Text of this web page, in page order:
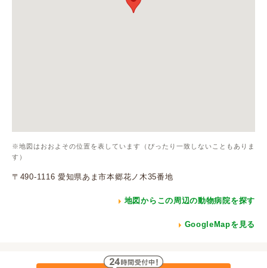
※地図はおおよその位置を表しています（ぴったり一致しないこともありま
す）
〒490-1116 愛知県あま市本郷花ノ木35番地
地図からこの周辺の動物病院を探す
GoogleMapを見る